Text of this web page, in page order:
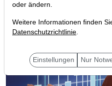
oder ändern.
Weitere Informationen finden
Datenschutzrichtlinie.
Einstellungen Nur